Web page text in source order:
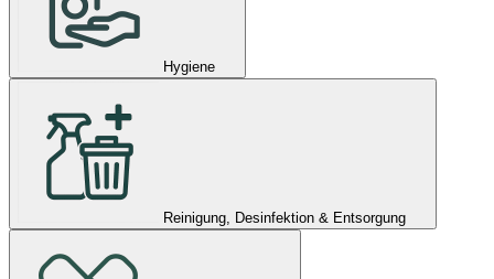
Hygiene
Reinigung, Desinfektion & Entsorgung